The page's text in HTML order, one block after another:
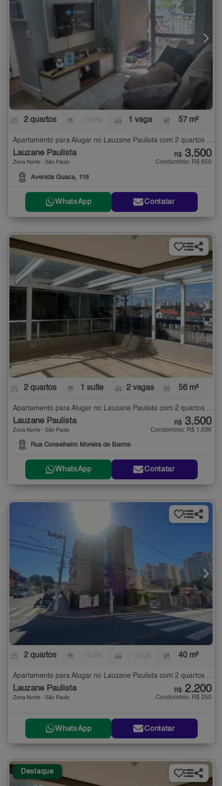
2 quartos 1 vaga 57 m²
Apartamento para Alugar no Lauzane Paulista com 2 quartos - 57 m²
Lauzane Paulista
Zona Norte - São Paulo
Avenida Guaca, 116
R$ 3.500
Condomínio: R$ 650
WhatsApp Contatar
2 quartos 1 suíte 2 vagas 56 m²
Lauzane Paulista
Zona Norte - São Paulo
Rua Conselheiro Moreira de Barros
R$ 3.500
Condomínio: R$ 1.036
WhatsApp Contatar
2 quartos 40 m²
Apartamento para Alugar no Lauzane Paulista com 2 quartos - 40 m²
Lauzane Paulista
Zona Norte - São Paulo
R$ 2.200
Condomínio: R$ 250
WhatsApp Contatar
Destaque